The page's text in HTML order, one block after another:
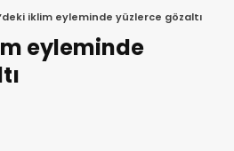
iklim eyleminde yüzlerce gözaltı
eyleminde